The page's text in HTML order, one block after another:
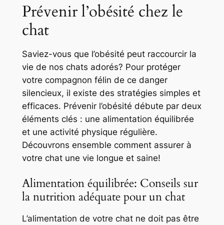
Prévenir l’obésité chez le
chat
Saviez-vous que l’obésité peut raccourcir la
vie de nos chats adorés? Pour protéger
votre compagnon félin de ce danger
silencieux, il existe des stratégies simples et
efficaces. Prévenir l’obésité débute par deux
éléments clés : une alimentation équilibrée
et une activité physique régulière.
Découvrons ensemble comment assurer à
votre chat une vie longue et saine!
Alimentation équilibrée: Conseils sur
la nutrition adéquate pour un chat
L’alimentation de votre chat ne doit pas être